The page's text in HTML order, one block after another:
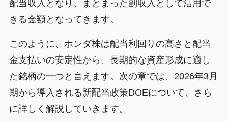
配当収入となり、まとまった副収入として活用で
きる金額となってきます。
このように、ホンダ株は配当利回りの高さと配当
金支払いの安定性から、長期的な資産形成に適し
た銘柄の一つと言えます。次の章では、2026年3月
期から導入される新配当政策DOEについて、さら
に詳しく解説していきます。